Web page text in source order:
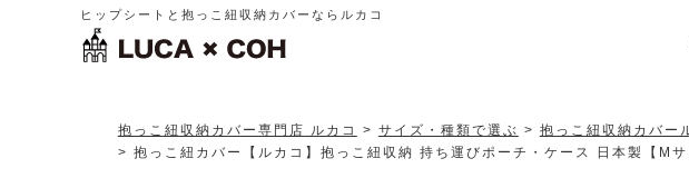
ヒップシートと抱っこ紐収納カバーならルカコ
抱っこ紐収納カバー専門店 ルカコ サイズ・種類で選ぶ
抱っこ紐収納カバ
抱っこ紐カバー【ルカコ】抱っこ紐収納 持ち運びポーチ・ケース 日本製【M